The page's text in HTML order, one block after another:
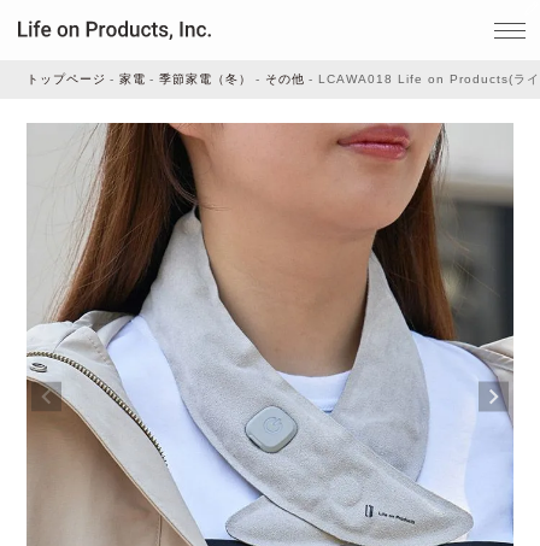
家電
家事・生活雑貨
ルームフレグランス
ビューティー
デジタル雑貨
トップページ 家電 季節家電（冬） その他 LCAWA018 Life on Products(ライ